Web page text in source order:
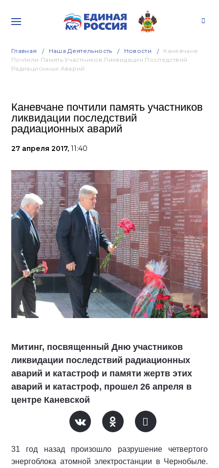
Главная Наша Деятельность Новости
Каневчане
Почтили Память Участников Ликвидации Последствий
Радиационных Аварий
Каневчане почтили память участников
ликвидации последствий
радиационных аварий
27 апреля 2017, 11:40
Митинг, посвященный Дню участников
ликвидации последствий радиационных
аварий и катастроф и памяти жертв этих
аварий и катастроф, прошел 26 апреля в
центре Каневской
31 год назад произошло разрушение четвертого
энергоблока атомной электростанции в Чернобыле.